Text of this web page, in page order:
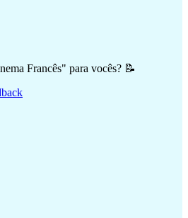
Francês" para vocês? 📝